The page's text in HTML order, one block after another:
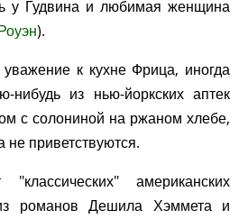
у Гудвина и любимая женщина
).
к кухне Фрица, иногда
нибудь из нью-йоркских аптек
с солониной на ржаном хлебе,
приветствуются.
американских
романов Дешила Хэммета и